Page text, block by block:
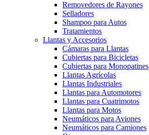
Removedores de Rayones
Selladores
Shampoo para Autos
Tratamientos
Llantas y Accesorios
Cámaras para Llantas
Cubiertas para Bicicletas
Cubiertas para Monopatines
Llantas Agrícolas
Llantas Industriales
Llantas para Automotores
Llantas para Cuatrimotos
Llantas para Motos
Neumáticos para Aviones
Neumáticos para Camiones